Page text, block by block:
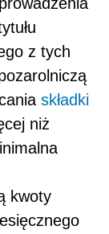
z tych
składki
niż
kwoty